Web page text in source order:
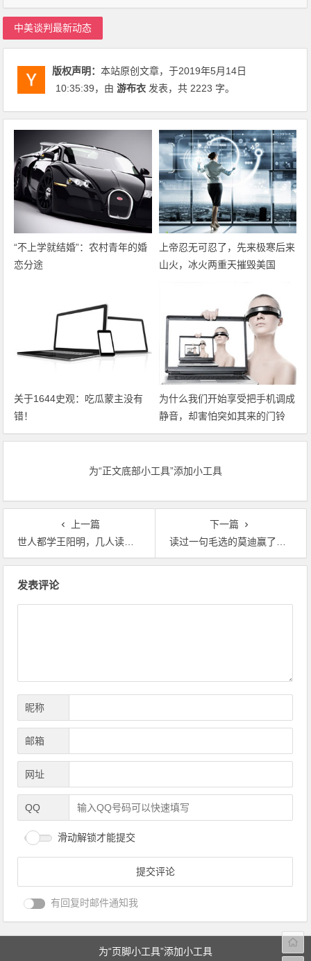
中美谈判最新动态
版权声明：本站原创文章，于2019年5月14日
10:35:39，由游布衣 发表，共 2223 字。
“不上学就结婚”：农村青年的婚
恋分途
上帝忍无可忍了，先来极寒后来
山火，冰火两重天摧毁美国
关于1644史观：吃瓜蒙主没有
错！
为什么我们开始享受把手机调成
静音，却害怕突如其来的门铃
声？
为“正文底部小工具”添加小工具
上一篇
世人都学王阳明，几人读懂守仁心
下一篇
读过一句毛选的莫迪赢了，不读毛选的印共（马）输了
发表评论
昵称
邮箱
网址
QQ
滑动解锁才能提交
有回复时邮件通知我
为“页脚小工具”添加小工具